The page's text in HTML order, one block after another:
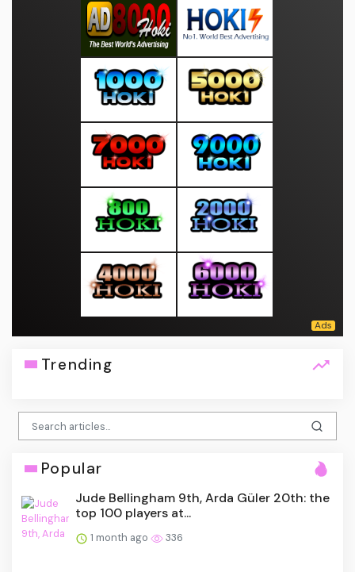
Trending
Popular
Jude Bellingham 9th, Arda Güler 20th: the
top 100 players at...
1 month ago 336